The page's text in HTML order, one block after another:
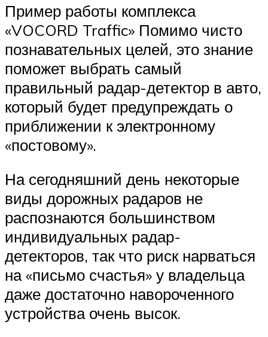
Пример работы комплекса
«VOCORD Traffic» Помимо чисто
познавательных целей, это знание
поможет выбрать самый
правильный радар-детектор в авто,
который будет предупреждать о
приближении к электронному
«постовому».
На сегодняшний день некоторые
виды дорожных радаров не
распознаются большинством
индивидуальных радар-
детекторов, так что риск нарваться
на «письмо счастья» у владельца
даже достаточно навороченного
устройства очень высок.